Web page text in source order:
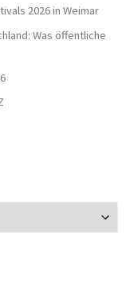
2026 in Weimar
Was öffentliche